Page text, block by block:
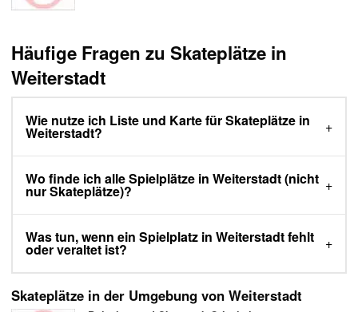
Häufige Fragen zu Skateplätze in
Weiterstadt
Wie nutze ich Liste und Karte für Skateplätze in
Weiterstadt?
Wo finde ich alle Spielplätze in Weiterstadt (nicht
nur Skateplätze)?
Was tun, wenn ein Spielplatz in Weiterstadt fehlt
oder veraltet ist?
Skateplätze in der Umgebung von Weiterstadt